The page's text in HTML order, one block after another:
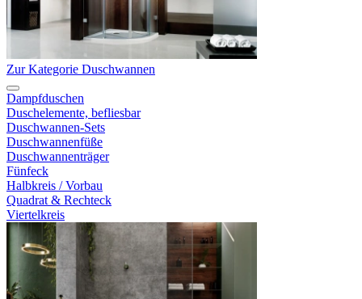
Zur Kategorie Duschwannen
Dampfduschen
Duschelemente, befliesbar
Duschwannen-Sets
Duschwannenfüße
Duschwannenträger
Fünfeck
Halbkreis / Vorbau
Quadrat & Rechteck
Viertelkreis